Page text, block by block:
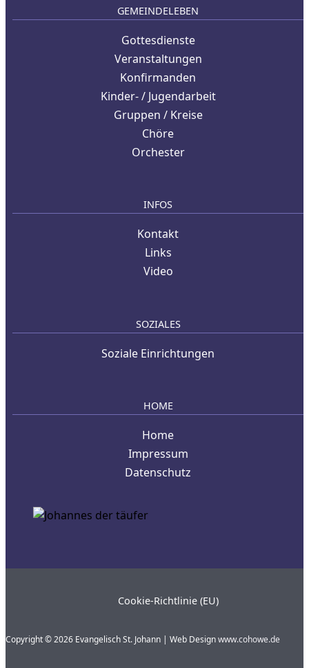
GEMEINDELEBEN
Gottesdienste
Veranstaltungen
Konfirmanden
Kinder- / Jugendarbeit
Gruppen / Kreise
Chöre
Orchester
INFOS
Kontakt
Links
Video
SOZIALES
Soziale Einrichtungen
HOME
Home
Impressum
Datenschutz
Cookie-Richtlinie (EU)
Copyright © 2026 Evangelisch St. Johann | Web Designwww.cohowe.de